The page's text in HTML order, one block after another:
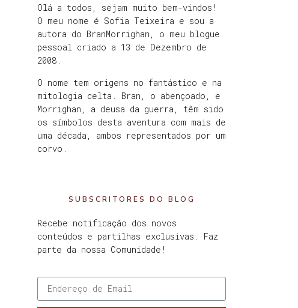
Olá a todos, sejam muito bem-vindos!
O meu nome é Sofia Teixeira e sou a
autora do BranMorrighan, o meu blogue
pessoal criado a 13 de Dezembro de
2008.
O nome tem origens no fantástico e na
mitologia celta. Bran, o abençoado, e
Morrighan, a deusa da guerra, têm sido
os símbolos desta aventura com mais de
uma década, ambos representados por um
corvo.
SUBSCRITORES DO BLOG
Recebe notificação dos novos
conteúdos e partilhas exclusivas. Faz
parte da nossa Comunidade!